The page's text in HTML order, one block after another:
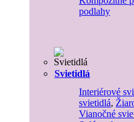
podlahy
Svietidlá
Interiérové
svietidlá,
Vianočné